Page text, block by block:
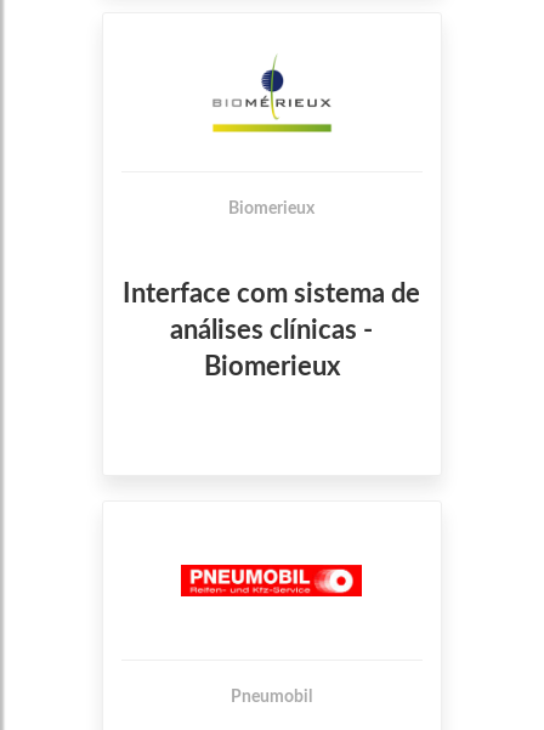
Biomerieux
Interface com sistema de
análises clínicas -
Biomerieux
Pneumobil